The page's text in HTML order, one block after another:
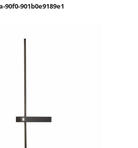
90f0-901b0e9189e1